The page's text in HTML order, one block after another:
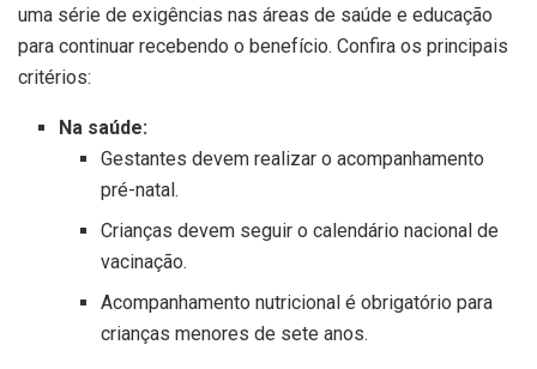
uma série de exigências nas áreas de saúde e educação
para continuar recebendo o benefício. Confira os principais
critérios:
Na saúde:
Gestantes devem realizar o acompanhamento
pré-natal.
Crianças devem seguir o calendário nacional de
vacinação.
Acompanhamento nutricional é obrigatório para
crianças menores de sete anos.